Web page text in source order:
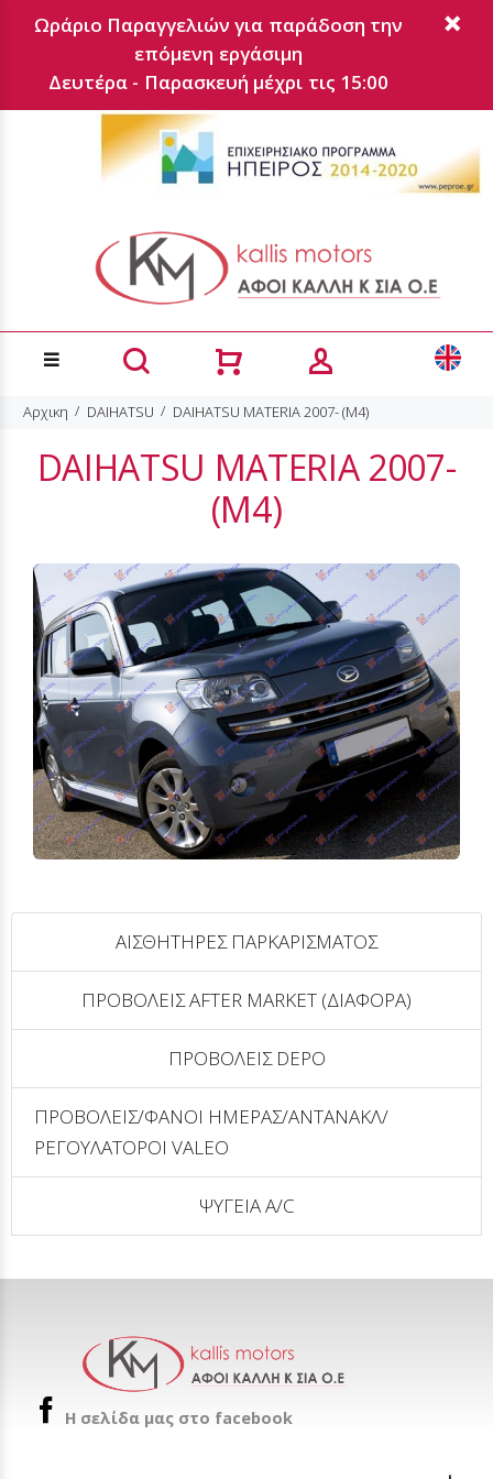
Ωράριο Παραγγελιών για παράδοση την
επόμενη εργάσιμη
Δευτέρα - Παρασκευή μέχρι τις 15:00
Αρχικη DAIHATSU DAIHATSU MATERIA 2007- (M4)
DAIHATSU MATERIA 2007-
(M4)
ΑΙΣΘΗΤΗΡΕΣ ΠΑΡΚΑΡΙΣΜΑΤΟΣ
ΠΡΟΒΟΛΕΙΣ AFTER MARKET (ΔΙΑΦΟΡΑ)
ΠΡΟΒΟΛΕΙΣ DEPO
ΠΡΟΒΟΛΕΙΣ/ΦΑΝΟΙ ΗΜΕΡΑΣ/ΑΝΤΑΝΑΚΛ/
ΡΕΓΟΥΛΑΤΟΡΟΙ VALEO
ΨΥΓΕΙΑ A/C
H σελίδα μας στο facebook